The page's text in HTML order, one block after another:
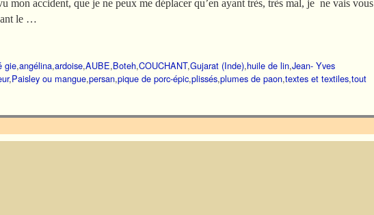
mon accident, que je ne peux me déplacer qu’en ayant très, très mal, je ne vais vous
le …
gie,angélina,ardoise,AUBE,Boteh,COUCHANT,Gujarat (Inde),huile de lin,Jean- Yves
,Paisley ou mangue,persan,pique de porc-épic,plissés,plumes de paon,textes et textiles,tout